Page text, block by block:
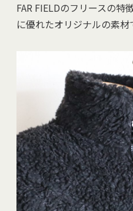
FAR FIELDのフリースの
に優れたオリジナルの素材